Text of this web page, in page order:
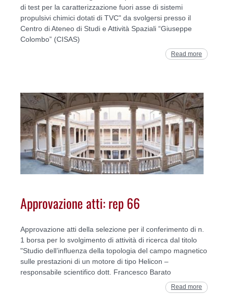
di test per la caratterizzazione fuori asse di sistemi
propulsivi chimici dotati di TVC" da svolgersi presso il
Centro di Ateneo di Studi e Attività Spaziali “Giuseppe
Colombo” (CISAS)
Read more
Approvazione atti: rep 66
Approvazione atti della selezione per il conferimento di n.
1 borsa per lo svolgimento di attività di ricerca dal titolo
"Studio dell’influenza della topologia del campo magnetico
sulle prestazioni di un motore di tipo Helicon –
responsabile scientifico dott. Francesco Barato
Read more